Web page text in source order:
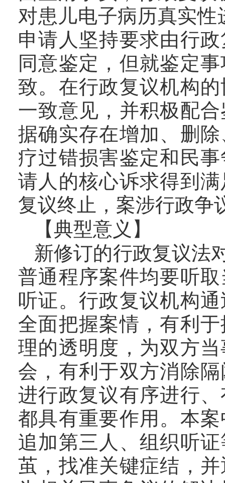
对患儿电子病历真实
申请人坚持要求由行
同意鉴定，但就鉴定
致。在行政复议机构
一致意见，并积极配
据确实存在增加、删
疗过错损害鉴定和民
请人的核心诉求得到
复议终止，案涉行政争
【典型意义】
新修订的行政复议法
普通程序案件均要听
听证。行政复议机构
全面把握案情，有利
理的透明度，为双方
会，有利于双方消除
进行政复议有序进行
都具有重要作用。本
追加第三人、组织听
茧，找准关键症结，